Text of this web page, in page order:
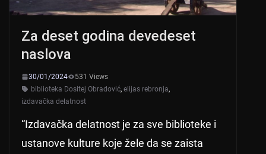
Za deset godina devedeset
naslova
30/01/2024
531 Views
biblioteka Dositej Obradović, elijas rebronja,
izdavačka delatnost
“Izdavačka delatnost je za sve biblioteke i
ustanove kulture koje žele da se zaista